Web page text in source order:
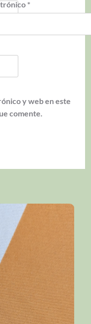
*
y web en este
comente.